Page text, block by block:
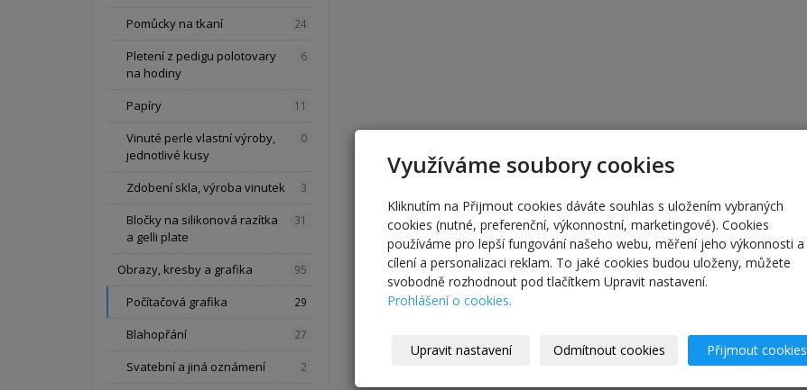
Pomůcky na tkaní 24
Pletení z pedigu polotovary
na hodiny
6
Papíry 11
Vinuté perle vlastní výroby,
jednotlivé kusy
0
Zdobení skla, výroba vinutek 3
Bločky na silikonová razítka
a gelli plate
31
Obrazy, kresby a grafika 95
Počítačová grafika 29
Blahopřání 27
Svatební a jiná oznámení 2
Využíváme soubory cookies
Kliknutím na Přijmout cookies dáváte souhlas s uložením vybraných
cookies (nutné, preferenční, výkonnostní, marketingové). Cookies
používáme pro lepší fungování našeho webu, měření jeho výkonnosti a
cílení a personalizaci reklam. To jaké cookies budou uloženy, můžete
svobodně rozhodnout pod tlačítkem Upravit nastavení.
Prohlášení o cookies.
Upravit nastavení Odmítnout cookies Přijmout cookies